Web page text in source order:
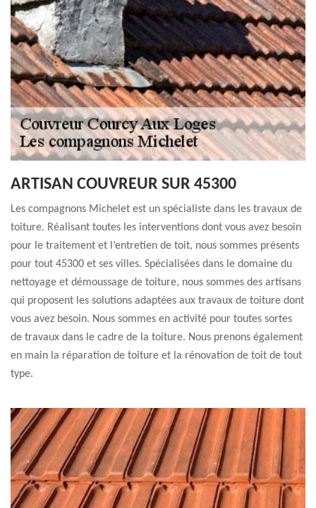
ARTISAN COUVREUR SUR 45300
Les compagnons Michelet est un spécialiste dans les travaux de
toiture. Réalisant toutes les interventions dont vous avez besoin
pour le traitement et l’entretien de toit, nous sommes présents
pour tout 45300 et ses villes. Spécialisées dans le domaine du
nettoyage et démoussage de toiture, nous sommes des artisans
qui proposent les solutions adaptées aux travaux de toiture dont
vous avez besoin. Nous sommes en activité pour toutes sortes
de travaux dans le cadre de la toiture. Nous prenons également
en main la réparation de toiture et la rénovation de toit de tout
type.